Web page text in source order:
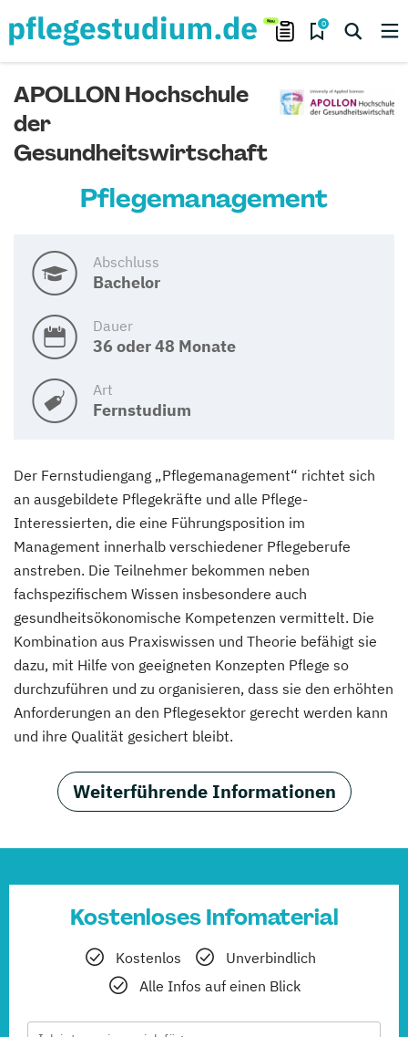
0
APOLLON Hochschule
der
Gesundheitswirtschaft
Pflegemanagement
Abschluss
Bachelor
Dauer
36 oder 48 Monate
Art
Fernstudium
Der Fernstudiengang „Pflegemanagement“ richtet sich
an ausgebildete Pflegekräfte und alle Pflege-
Interessierten, die eine Führungsposition im
Management innerhalb verschiedener Pflegeberufe
anstreben. Die Teilnehmer bekommen neben
fachspezifischem Wissen insbesondere auch
gesundheitsökonomische Kompetenzen vermittelt. Die
Kombination aus Praxiswissen und Theorie befähigt sie
dazu, mit Hilfe von geeigneten Konzepten Pflege so
durchzuführen und zu organisieren, dass sie den erhöhten
Anforderungen an den Pflegesektor gerecht werden kann
und ihre Qualität gesichert bleibt.
Weiterführende Informationen
Kostenloses Infomaterial
Kostenlos
Unverbindlich
Alle Infos auf einen Blick